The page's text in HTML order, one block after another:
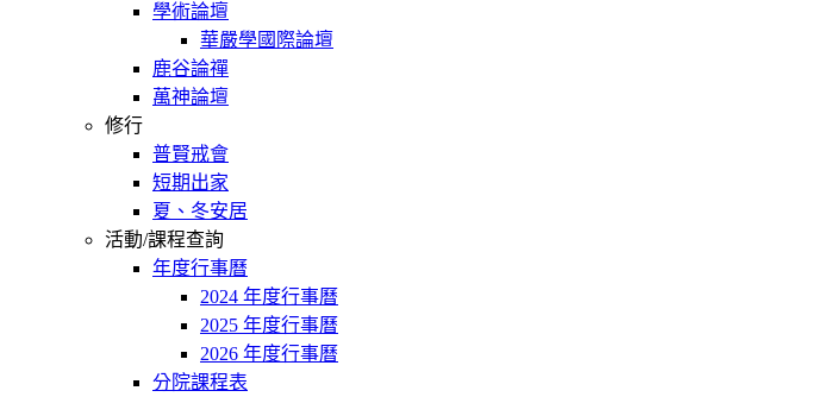
學術論壇
華嚴學國際論壇
鹿谷論禪
萬神論壇
修行
普賢戒會
短期出家
夏、冬安居
活動/課程查詢
年度行事曆
2024 年度行事曆
2025 年度行事曆
2026 年度行事曆
分院課程表